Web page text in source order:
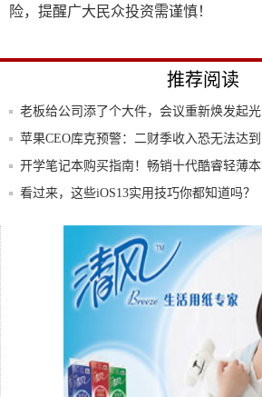
险，提醒广大民众投资需谨慎！
推荐阅读
老板给公司添了个大件，会议重新焕发起光
辉
苹果CEO库克预警：二财季收入恐无法达到
预期
开学笔记本购买指南！畅销十代酷睿轻薄本
推荐
看过来，这些iOS13实用技巧你都知道吗？
2020安卓机皇看点：三星S20系列之后，一